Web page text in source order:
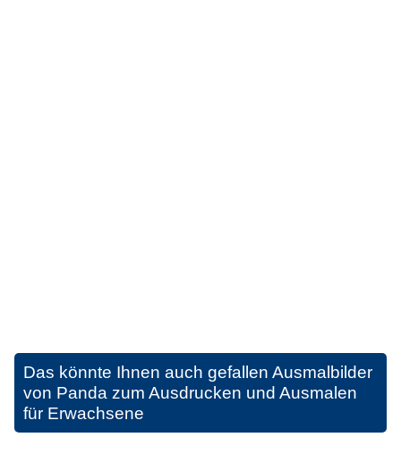
Das könnte Ihnen auch gefallen Ausmalbilder
von Panda zum Ausdrucken und Ausmalen
für Erwachsene